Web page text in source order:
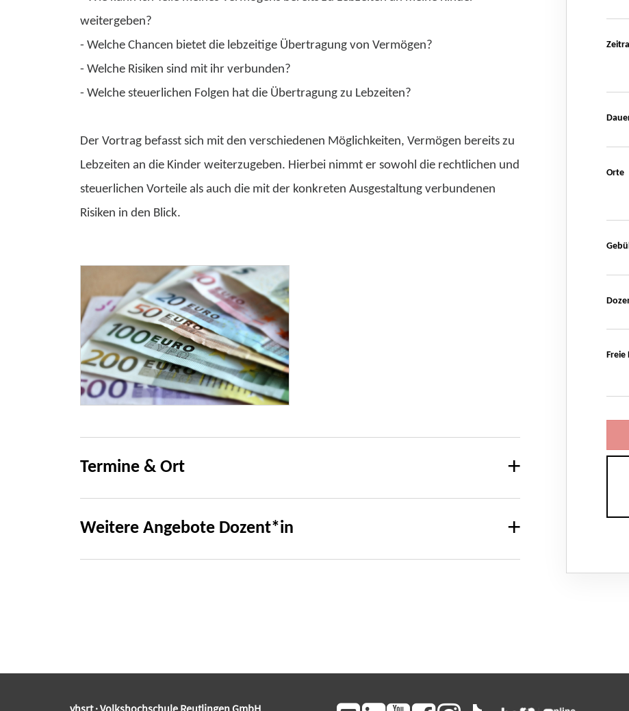
Orte
Freie
weitergeben?
- Welche Chancen bietet die lebzeitige Übertragung von Vermögen?
- Welche Risiken sind mit ihr verbunden?
- Welche steuerlichen Folgen hat die Übertragung zu Lebzeiten?
Der Vortrag befasst sich mit den verschiedenen Möglichkeiten, Vermögen bereits zu
Lebzeiten an die Kinder weiterzugeben. Hierbei nimmt er sowohl die rechtlichen und
steuerlichen Vorteile als auch die mit der konkreten Ausgestaltung verbundenen
Risiken in den Blick.
Termine & Ort
Weitere Angebote Dozent*in